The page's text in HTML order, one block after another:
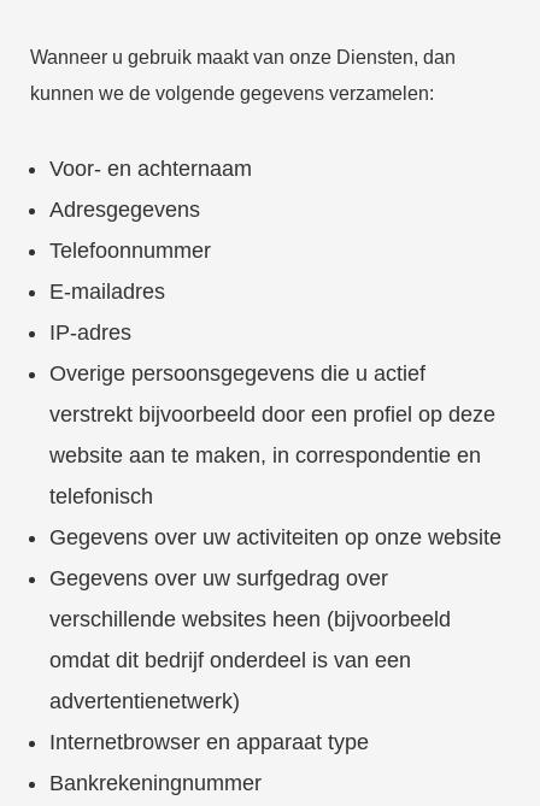
Wanneer u gebruik maakt van onze Diensten, dan
kunnen we de volgende gegevens verzamelen:
Voor- en achternaam
Adresgegevens
Telefoonnummer
E-mailadres
IP-adres
Overige persoonsgegevens die u actief
verstrekt bijvoorbeeld door een profiel op deze
website aan te maken, in correspondentie en
telefonisch
Gegevens over uw activiteiten op onze website
Gegevens over uw surfgedrag over
verschillende websites heen (bijvoorbeeld
omdat dit bedrijf onderdeel is van een
advertentienetwerk)
Internetbrowser en apparaat type
Bankrekeningnummer